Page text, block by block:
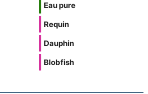
Eau pure
Requin
Dauphin
Blobfish